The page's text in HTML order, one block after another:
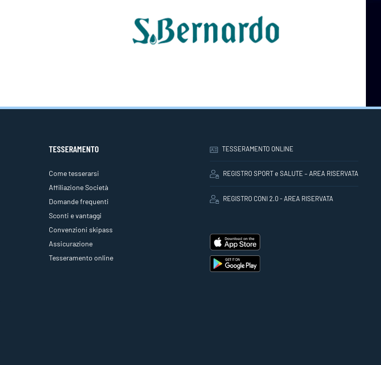
TESSERAMENTO
Come tesserarsi
Affiliazione Società
Domande frequenti
Sconti e vantaggi
Convenzioni skipass
Assicurazione
Tesseramento online
TESSERAMENTO ONLINE
REGISTRO SPORT e SALUTE – AREA RISERVATA
REGISTRO CONI 2.0 - AREA RISERVATA